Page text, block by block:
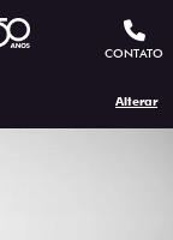
CONTATO
Alterar